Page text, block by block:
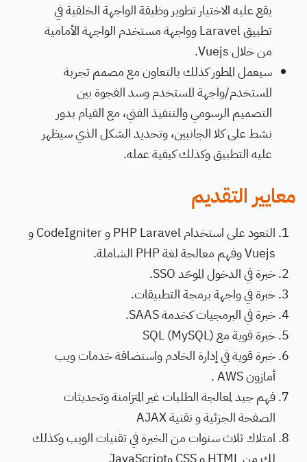
يقع عليه الاختيار تطوير وظيفة الواجهة الخلفية في
تطبيق Laravel وواجهة مستخدم الواجهة الأمامية
من خلال Vuejs.
سيعمل المطور كذلك بالتعاون مع مصمم تجربة
المستخدم/واجهة المستخدم وسد الفجوة بين
التصميم الرسومي والتنفيذ الفني، مع القيام بدور
نشط على كلا الجانبين، وتحديد الشكل الذي سيظهر
عليه التطبيق وكذلك كيفية عمله.
معايير التقديم
التعود على استخدام PHP Laravel و CodeIgniter و
Vuejs وفهم معالجة لغة PHP الشاملة.
خبرة في الدخول الموحّد SSO.
خبرة في واجهة برمجة التطبيقات.
خبرة في البرمجيات كخدمة SAAS.
خبرة قوية مع (MySQL) SQL
خبرة قوية في إدارة الخادم واستضافة خدمات ويب
أمازون AWS .
فهم جيد لمعالجة الطلبات غير المتزامنة وتحديثات
الصفحة الجزئية و تقنية AJAX
امتلاك ثلاث سنوات من الخبرة في تقنيات الويب وكذلك
لك من HTML و CSS وJavaScript